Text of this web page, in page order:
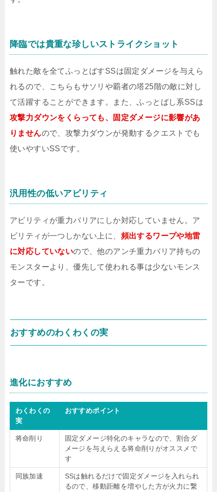
降臨では貴重な珍しいストライクショット
触れた敵を全てふっとばすSSは固定ダメージを与えら
れるので、こちらもサソリや覇者の塔25階の敵に対し
て活躍することができます。また、ふっとばし系SSは
攻撃力ダウンをくらっても、固定ダメージに影響があ
りませんので、攻撃力ダウンが発動するクエストでも
使いやすいSSです。
汎用性の低いアビリティ
アビリティが重力バリアにしか対応していません。ア
ビリティが一つしかない上に、 頻出するワープや地雷
に対応していないので、他のアンチ重力バリア持ちの
モンスターより、優先して使われる事は少ないモンス
ターです。
おすすめのわくわくの実
進化におすすめ
わくわくの
実
おすすめポイント
将命削り
固定ダメージ特化のキャラなので、割合ダ
メージを与えらえる将命削りがオススメで
す
同族加速
SSは触れるだけで固定ダメージを入れられ
るので、移動距離を増やした方が火力に繋